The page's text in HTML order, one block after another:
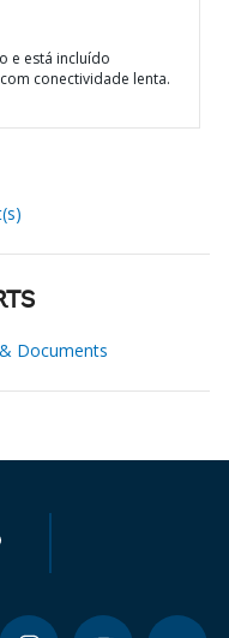
e está incluído
conectividade lenta.
Documents